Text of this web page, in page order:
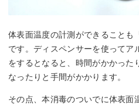
体表面温度の計測ができることも
です。ディスペンサーを使ってア
をするとなると、時間がかかった
なったりと手間がかかります。
その点、本消毒のついでに体表面